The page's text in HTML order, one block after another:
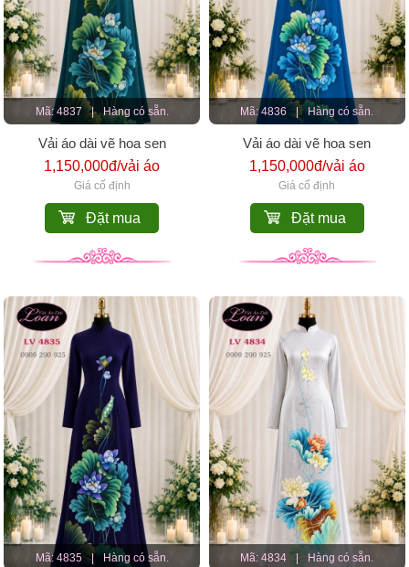
Mã: 4837 | Hàng có sẵn.
Vải áo dài vẽ hoa sen
1,150,000đ/vải áo
Giá cố định
Đặt mua
Mã: 4836 | Hàng có sẵn.
Vải áo dài vẽ hoa sen
1,150,000đ/vải áo
Giá cố định
Đặt mua
Mã: 4835 | Hàng có sẵn. Mã: 4834 | Hàng có sẵn.